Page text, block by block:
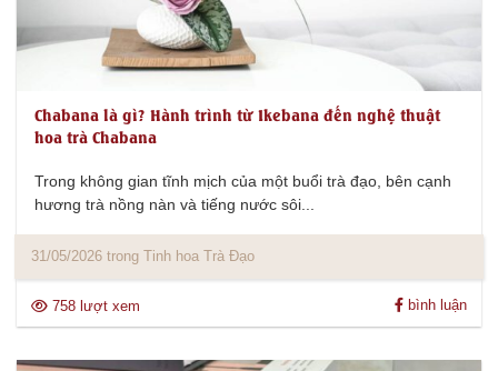
Chabana là gì? Hành trình từ Ikebana đến nghệ thuật
hoa trà Chabana
Trong không gian tĩnh mịch của một buổi trà đạo, bên cạnh
hương trà nồng nàn và tiếng nước sôi...
31/05/2026 trong Tinh hoa Trà Đạo
758 lượt xem bình luận